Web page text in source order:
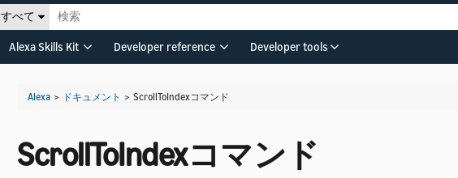
すべて
Alexa Skills Kit Developer reference Developer tools
Alexa > ドキュメント > ScrollToIndexコマンド
ScrollToIndexコマンド